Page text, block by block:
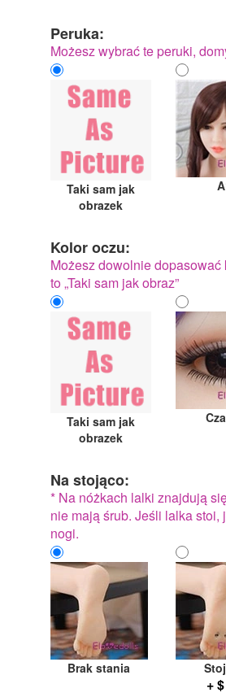
Peruka:
Możesz wybrać te peruki,
Taki sam jak
obrazek
Kolor oczu:
Możesz dowolnie
to „Taki sam jak obraz”
Taki sam jak
obrazek
Na stojąco:
* Na nóżkach lalki znajdują
nie mają śrub. Jeśli lalka
nogi.
Brak stania
+